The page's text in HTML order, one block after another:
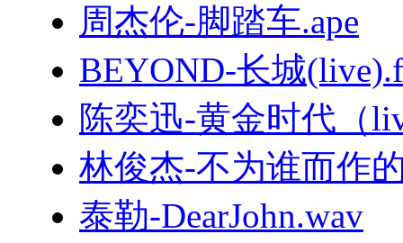
周杰伦-脚踏车.ape
BEYOND-长城
陈奕迅-黄金时代（
林俊杰-不为谁而作
泰勒-DearJohn.wav